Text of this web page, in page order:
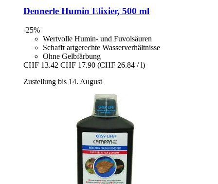
Dennerle Humin Elixier, 500 ml
-25%
Wertvolle Humin- und Fuvolsäuren
Schafft artgerechte Wasserverhältnisse
Ohne Gelbfärbung
CHF 13.42 CHF 17.90 (CHF 26.84 / l)
Zustellung bis 14. August